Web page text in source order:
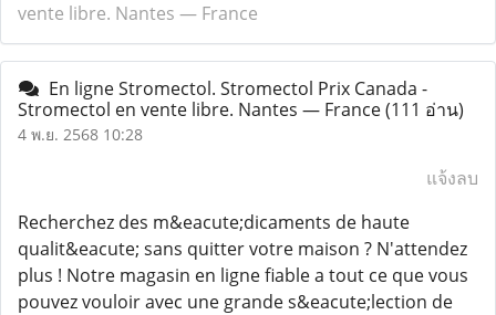
vente libre. Nantes — France
En ligne Stromectol. Stromectol Prix Canada -
Stromectol en vente libre. Nantes — France(111 อ่าน)
4 พ.ย. 2568 10:28
แจ้งลบ
Recherchez des m&eacute;dicaments de haute
qualit&eacute; sans quitter votre maison ? N'attendez
plus ! Notre magasin en ligne fiable a tout ce que vous
pouvez vouloir avec une grande s&eacute;lection de